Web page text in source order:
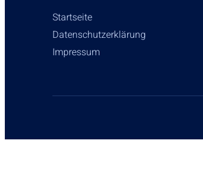
Startseite
Datenschutzerklärung
Impressum